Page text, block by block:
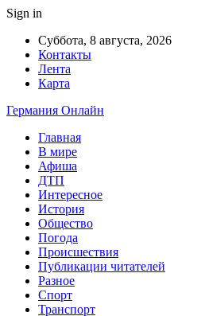
Sign in
Суббота, 8 августа, 2026
Контакты
Лента
Карта
Германия Онлайн
Главная
В мире
Афиша
ДТП
Интересное
История
Общество
Погода
Происшествия
Публикации читателей
Разное
Спорт
Транспорт